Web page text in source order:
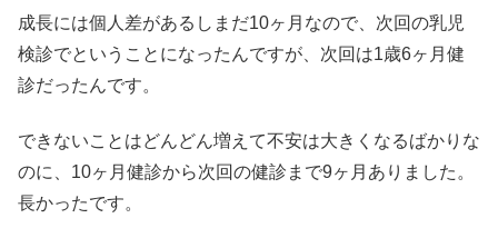
成長には個人差があるしまだ10ヶ月なので、次回の乳児
検診でということになったんですが、次回は1歳6ヶ月健
診だったんです。
できないことはどんどん増えて不安は大きくなるばかりな
のに、10ヶ月健診から次回の健診まで9ヶ月ありました。
長かったです。